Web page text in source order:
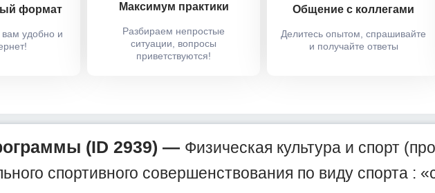
формат
вам удобно и
Максимум практики
Разбираем непростые
ситуации, вопросы
приветствуются!
Общение с коллегами
Делитесь опытом, спрашивайте
и получайте ответы
(ID 2939) — Физическая культура и спорт
спортивного совершенствования по виду спорта :